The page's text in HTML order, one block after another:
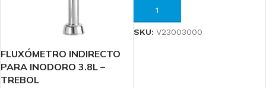
FLUXÓMETRO INDIRECTO
PARA INODORO 3.8L –
TREBOL
AÑADIR AL CARRITO
SKU: V23003000